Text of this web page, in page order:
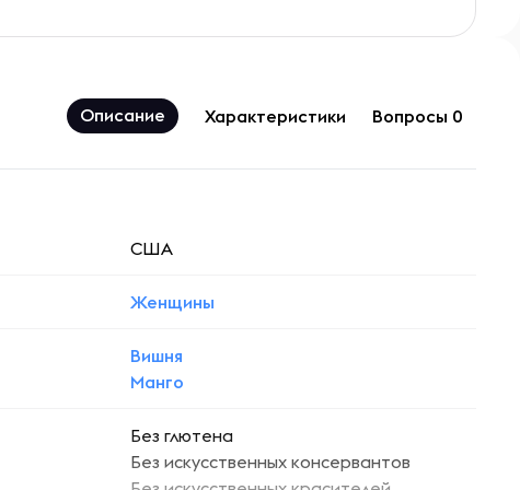
Описание Характеристики Вопросы 0
США
Женщины
Вишня
Манго
Без глютена
Без искусственных консервантов